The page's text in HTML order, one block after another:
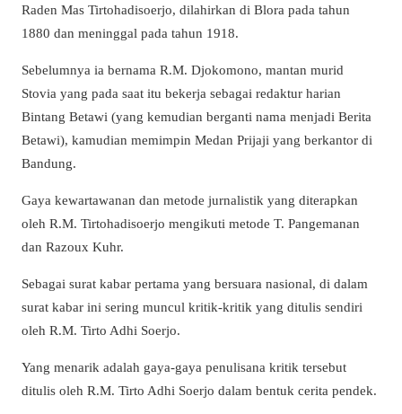
Raden Mas Tirtohadisoerjo, dilahirkan di Blora pada tahun
1880 dan meninggal pada tahun 1918.
Sebelumnya ia bernama R.M. Djokomono, mantan murid
Stovia yang pada saat itu bekerja sebagai redaktur harian
Bintang Betawi (yang kemudian berganti nama menjadi Berita
Betawi), kamudian memimpin Medan Prijaji yang berkantor di
Bandung.
Gaya kewartawanan dan metode jurnalistik yang diterapkan
oleh R.M. Tirtohadisoerjo mengikuti metode T. Pangemanan
dan Razoux Kuhr.
Sebagai surat kabar pertama yang bersuara nasional, di dalam
surat kabar ini sering muncul kritik-kritik yang ditulis sendiri
oleh R.M. Tirto Adhi Soerjo.
Yang menarik adalah gaya-gaya penulisana kritik tersebut
ditulis oleh R.M. Tirto Adhi Soerjo dalam bentuk cerita pendek.